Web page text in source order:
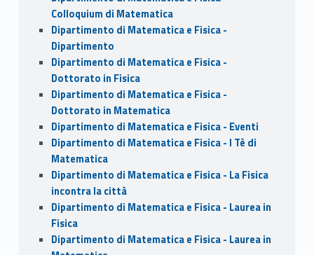
Colloquium di Matematica
Dipartimento di Matematica e Fisica -
Dipartimento
Dipartimento di Matematica e Fisica -
Dottorato in Fisica
Dipartimento di Matematica e Fisica -
Dottorato in Matematica
Dipartimento di Matematica e Fisica - Eventi
Dipartimento di Matematica e Fisica - I Tè di
Matematica
Dipartimento di Matematica e Fisica - La Fisica
incontra la città
Dipartimento di Matematica e Fisica - Laurea in
Fisica
Dipartimento di Matematica e Fisica - Laurea in